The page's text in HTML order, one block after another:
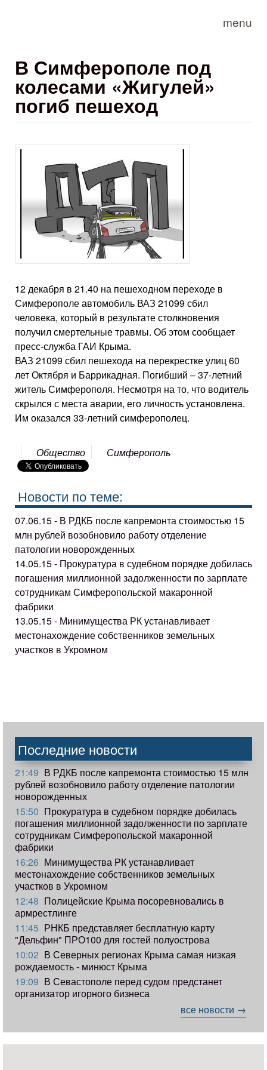
menu
В Симферополе под
колесами «Жигулей»
погиб пешеход
12 декабря в 21.40 на пешеходном переходе в
Симферополе автомобиль ВАЗ 21099 сбил
человека, который в результате столкновения
получил смертельные травмы. Об этом сообщает
пресс-служба ГАИ Крыма.
ВАЗ 21099 сбил пешехода на перекрестке улиц 60
лет Октября и Баррикадная. Погибший – 37-летний
житель Симферополя. Несмотря на то, что водитель
скрылся с места аварии, его личность установлена.
Им оказался 33-летний симферополец.
Общество Симферополь
Новости по теме:
07.06.15 - В РДКБ после капремонта стоимостью 15
млн рублей возобновило работу отделение
патологии новорожденных
14.05.15 - Прокуратура в судебном порядке добилась
погашения миллионной задолженности по зарплате
сотрудникам Симферопольской макаронной
фабрики
13.05.15 - Минимущества РК устанавливает
местонахождение собственников земельных
участков в Укромном
Последние новости
21:49 В РДКБ после капремонта стоимостью 15 млн
рублей возобновило работу отделение патологии
новорожденных
15:50 Прокуратура в судебном порядке добилась
погашения миллионной задолженности по зарплате
сотрудникам Симферопольской макаронной
фабрики
16:26 Минимущества РК устанавливает
местонахождение собственников земельных
участков в Укромном
12:48 Полицейские Крыма посоревновались в
армрестлинге
11:45 РНКБ представляет бесплатную карту
"Дельфин" ПРО100 для гостей полуострова
10:02 В Северных регионах Крыма самая низкая
рождаемость - минюст Крыма
19:09 В Севастополе перед судом предстанет
организатор игорного бизнеса
все новости →